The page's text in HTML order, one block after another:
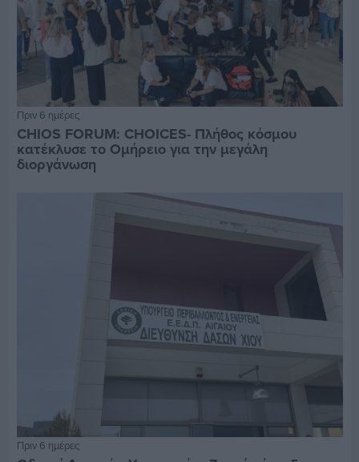
Πριν 6 ημέρες
CHIOS FORUM: CHOICES- Πλήθος κόσμου
κατέκλυσε το Ομήρειο για την μεγάλη
διοργάνωση
Πριν 6 ημέρες